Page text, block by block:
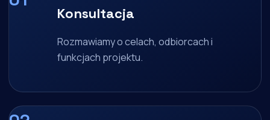
Konsultacja
Rozmawiamy o celach, odbiorcach i
funkcjach projektu.